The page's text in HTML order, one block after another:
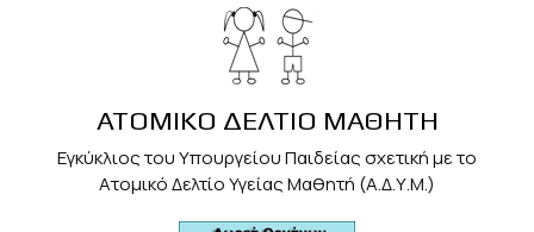
ΑΤΟΜΙΚΟ ΔΕΛΤΙΟ ΜΑΘΗΤΗ
Εγκύκλιος του Υπουργείου Παιδείας σχετική με το
Ατομικό Δελτίο Υγείας Μαθητή (Α.Δ.Υ.Μ.)